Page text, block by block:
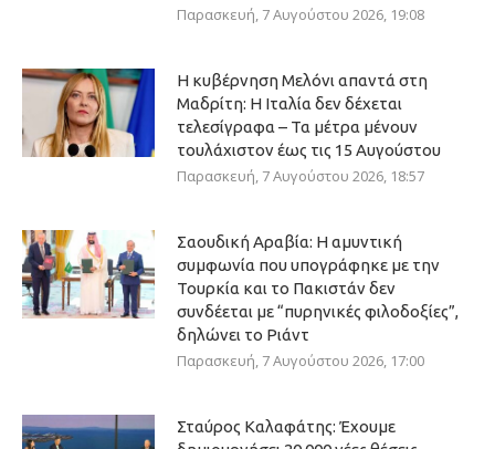
Παρασκευή, 7 Αυγούστου 2026, 19:08
Η κυβέρνηση Μελόνι απαντά στη
Μαδρίτη: Η Ιταλία δεν δέχεται
τελεσίγραφα – Τα μέτρα μένουν
τουλάχιστον έως τις 15 Αυγούστου
Παρασκευή, 7 Αυγούστου 2026, 18:57
Σαουδική Αραβία: Η αμυντική
συμφωνία που υπογράφηκε με την
Τουρκία και το Πακιστάν δεν
συνδέεται με “πυρηνικές φιλοδοξίες”,
δηλώνει το Ριάντ
Παρασκευή, 7 Αυγούστου 2026, 17:00
Σταύρος Καλαφάτης: Έχουμε